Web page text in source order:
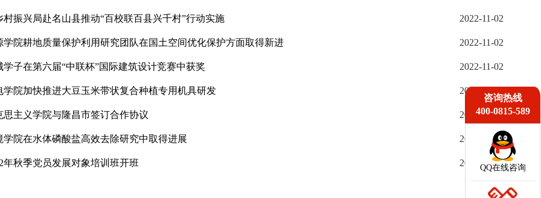
村振兴局赴名山县推动“百校联百县兴千村”行动实施 2022-11-02
学院耕地质量保护利用研究团队在国土空间优化保护方面取得新进 2022-11-02
学子在第六届“中联杯”国际建筑设计竞赛中获奖 2022-11-02
学院加快推进大豆玉米带状复合种植专用机具研发 2022-11-02
思主义学院与隆昌市签订合作协议 2022-11-01
学院在水体磷酸盐高效去除研究中取得进展 2022-11-01
年秋季党员发展对象培训班开班 2022-11-01
咨询热线
400-0815-589
QQ在线咨询